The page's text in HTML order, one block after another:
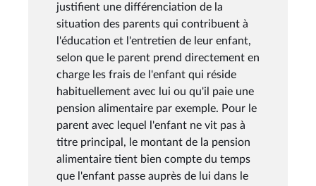
justifient une différenciation de la
situation des parents qui contribuent à
l'éducation et l'entretien de leur enfant,
selon que le parent prend directement en
charge les frais de l'enfant qui réside
habituellement avec lui ou qu'il paie une
pension alimentaire par exemple. Pour le
parent avec lequel l'enfant ne vit pas à
titre principal, le montant de la pension
alimentaire tient bien compte du temps
que l'enfant passe auprès de lui dans le